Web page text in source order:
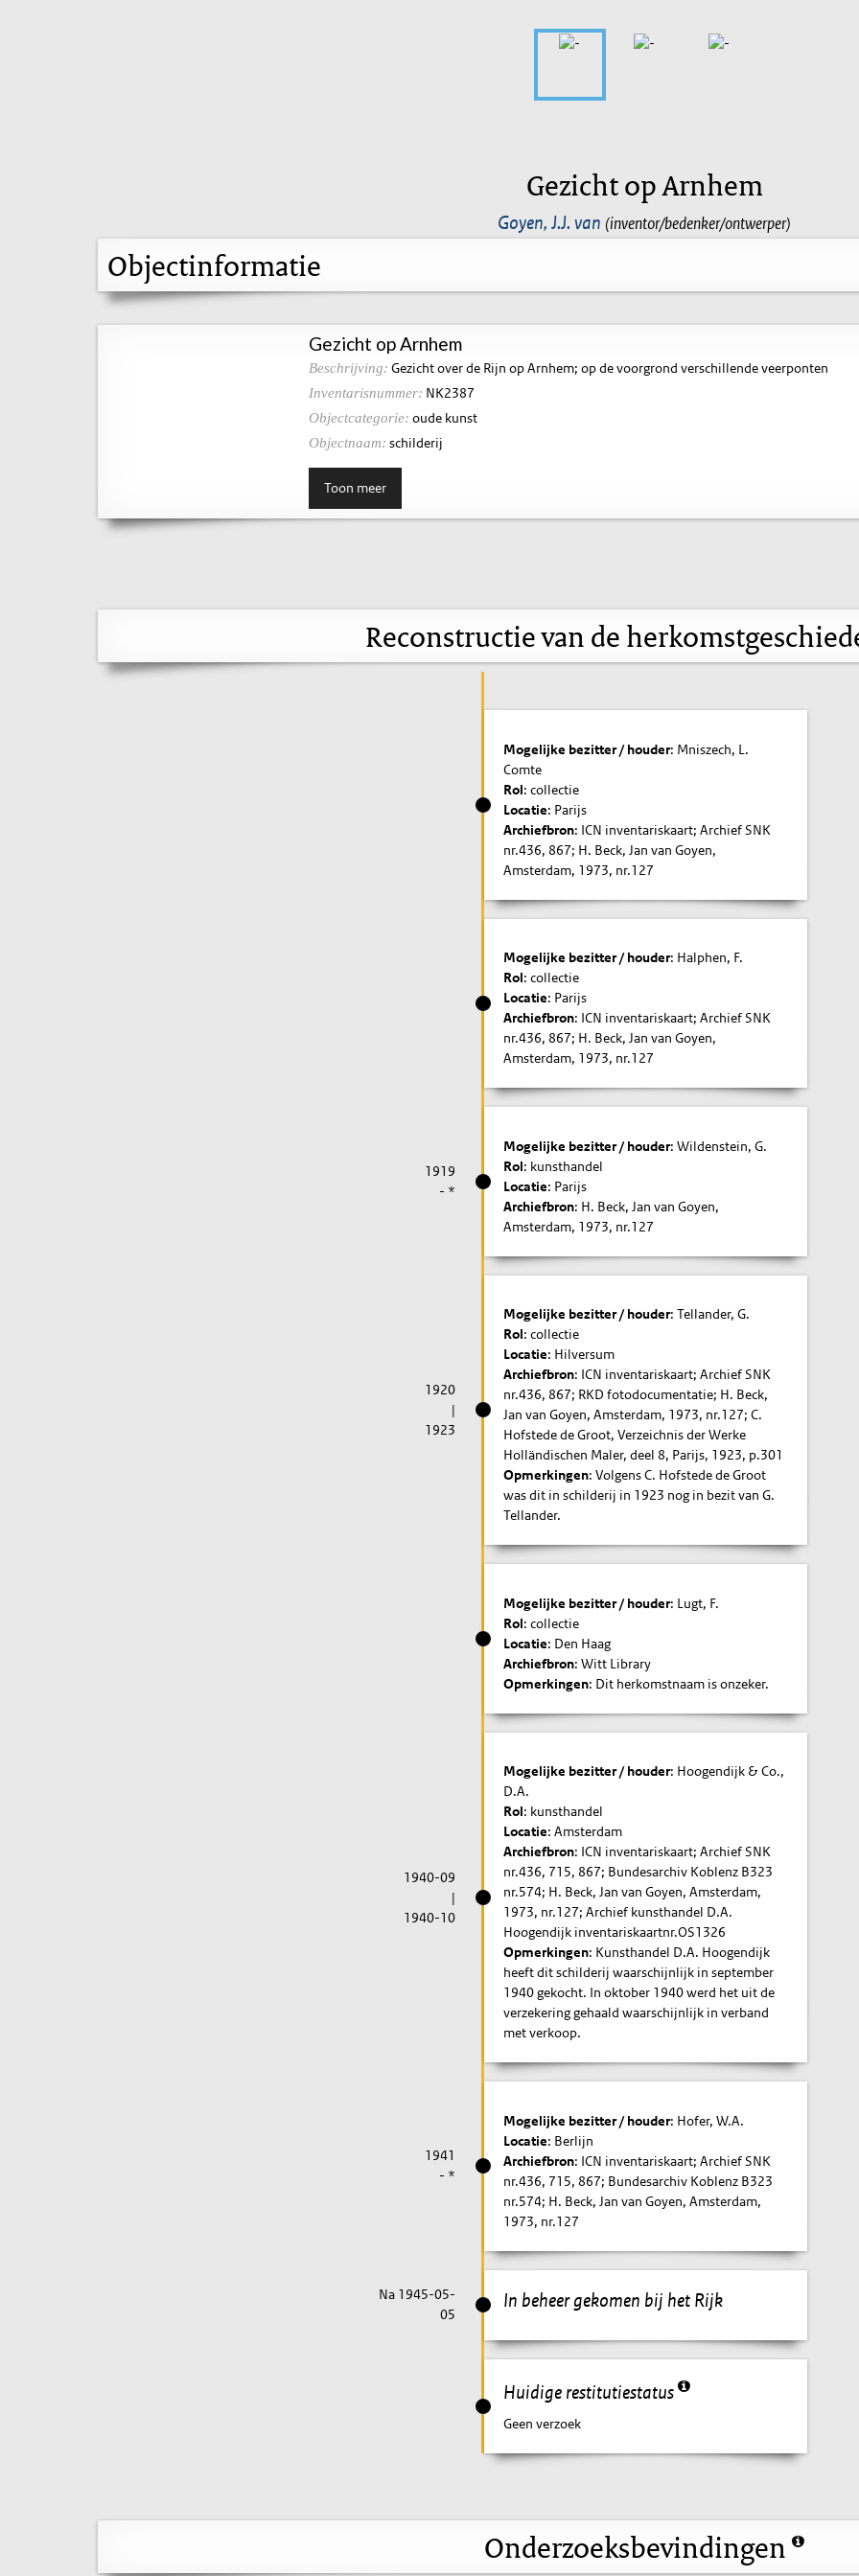
Gezicht op Arnhem
Goyen, J.J. van (inventor/bedenker/ontwerper)
Objectinformatie
Gezicht op Arnhem
Beschrijving: Gezicht over de Rijn op Arnhem; op de voorgrond verschillende veerponten
Inventarisnummer: NK2387
Objectcategorie: oude kunst
Objectnaam: schilderij
Toon meer
Reconstructie van de
Mogelijke bezitter / houder: Mniszech, L.
Comte
Rol: collectie
Locatie: Parijs
Archiefbron: ICN inventariskaart; Archief SNK
nr.436, 867; H. Beck, Jan van Goyen,
Amsterdam, 1973, nr.127
Mogelijke bezitter / houder: Halphen, F.
Rol: collectie
Locatie: Parijs
Archiefbron: ICN inventariskaart; Archief SNK
nr.436, 867; H. Beck, Jan van Goyen,
Amsterdam, 1973, nr.127
1919
- *
Mogelijke bezitter / houder: Wildenstein, G.
Rol: kunsthandel
Locatie: Parijs
Archiefbron: H. Beck, Jan van Goyen,
Amsterdam, 1973, nr.127
1920
|
1923
Mogelijke bezitter / houder: Tellander, G.
Rol: collectie
Locatie: Hilversum
Archiefbron: ICN inventariskaart; Archief SNK
nr.436, 867; RKD fotodocumentatie; H. Beck,
Jan van Goyen, Amsterdam, 1973, nr.127; C.
Hofstede de Groot, Verzeichnis der Werke
Holländischen Maler, deel 8, Parijs, 1923, p.301
Opmerkingen: Volgens C. Hofstede de Groot
was dit in schilderij in 1923 nog in bezit van G.
Tellander.
Mogelijke bezitter / houder: Lugt, F.
Rol: collectie
Locatie: Den Haag
Archiefbron: Witt Library
Opmerkingen: Dit herkomstnaam is onzeker.
1940-09
|
1940-10
Mogelijke bezitter / houder: Hoogendijk & Co.,
D.A.
Rol: kunsthandel
Locatie: Amsterdam
Archiefbron: ICN inventariskaart; Archief SNK
nr.436, 715, 867; Bundesarchiv Koblenz B323
nr.574; H. Beck, Jan van Goyen, Amsterdam,
1973, nr.127; Archief kunsthandel D.A.
Hoogendijk inventariskaartnr.OS1326
Opmerkingen: Kunsthandel D.A. Hoogendijk
heeft dit schilderij waarschijnlijk in september
1940 gekocht. In oktober 1940 werd het uit de
verzekering gehaald waarschijnlijk in verband
met verkoop.
1941
- *
Mogelijke bezitter / houder: Hofer, W.A.
Locatie: Berlijn
Archiefbron: ICN inventariskaart; Archief SNK
nr.436, 715, 867; Bundesarchiv Koblenz B323
nr.574; H. Beck, Jan van Goyen, Amsterdam,
1973, nr.127
In beheer gekomen bij het Rijk
Na 1945-05-
05
Huidige restitutiestatus
Geen verzoek
Onderzoeksbevindingen